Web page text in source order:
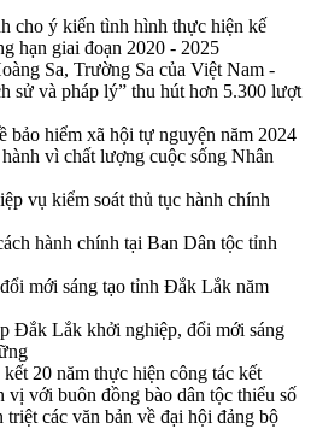
cho ý kiến tình hình thực hiện kế
hạn giai đoạn 2020 - 2025
Sa, Trường Sa của Việt Nam -
sử và pháp lý” thu hút hơn 5.300 lượt
bảo hiểm xã hội tự nguyện năm 2024
vì chất lượng cuộc sống Nhân
vụ kiểm soát thủ tục hành chính
hành chính tại Ban Dân tộc tỉnh
mới sáng tạo tỉnh Đắk Lắk năm
Đắk Lắk khởi nghiệp, đổi mới sáng
20 năm thực hiện công tác kết
vị với buôn đồng bào dân tộc thiểu số
các văn bản về đại hội đảng bộ